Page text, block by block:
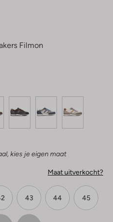
Filmon
kies je eigen maat
Maat uitverkocht?
43 44 45